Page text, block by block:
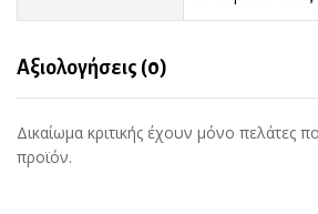
Αξιολογήσεις (0)
Δικαίωμα κριτικής έχουν μόνο πελάτες
προϊόν.